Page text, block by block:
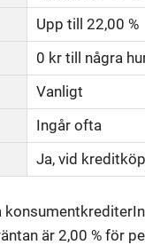
Upp till 22,00 %
0 kr till några
Vanligt
Ingår ofta
Ja, vid kreditköp
konsumentkrediter
är 2,00 % för